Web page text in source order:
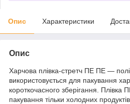
Опис Характеристики
Опис
Харчова плівка-стретч ПЕ ПЕ —
використовується для пакування
короткочасного зберігання. Плівка
пакування тільки холодних